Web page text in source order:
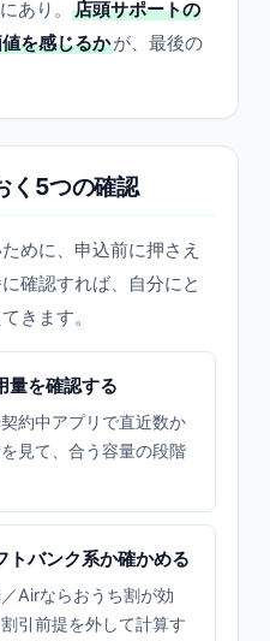
あり。
店頭サポートの
を感じるかが、最後の
く5つの確認
めに、申込前に押さえ
確認すれば、自分にと
きます。
量を確認する
約中アプリで直近数か
見て、合う容量の段階
トバンク系か確かめる
Airならおうち割が効
引前提を外して計算す